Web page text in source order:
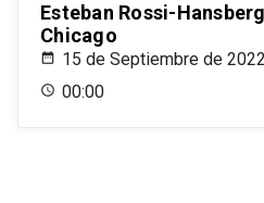
Esteban Rossi-
Chicago
15 de Septiembre de 2022
00:00